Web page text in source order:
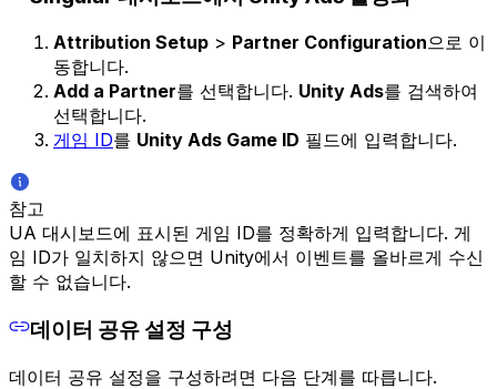
Attribution Setup > Partner Configuration으로 이
동합니다.
Add a Partner를 선택합니다. Unity Ads를 검색하여
선택합니다.
게임 ID를 Unity Ads Game ID 필드에 입력합니다.
참고
UA 대시보드에 표시된 게임 ID를 정확하게 입력합니다. 게
임 ID가 일치하지 않으면 Unity에서 이벤트를 올바르게 수신
할 수 없습니다.
데이터 공유 설정 구성
데이터 공유 설정을 구성하려면 다음 단계를 따릅니다.